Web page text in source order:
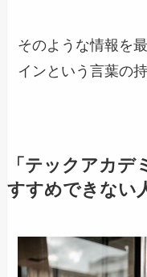
そのような情報を
インという言葉の
「テックアカデ
すすめできない